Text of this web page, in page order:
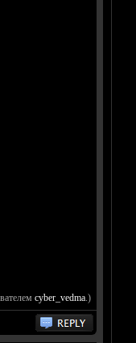
cyber_vedma.)